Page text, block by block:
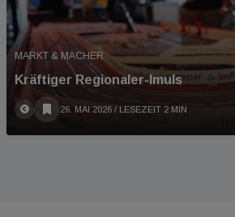
MARKT & MACHER
Kräftiger Regionaler-Imuls
26. MAI 2026 / LESEZEIT 2 MIN